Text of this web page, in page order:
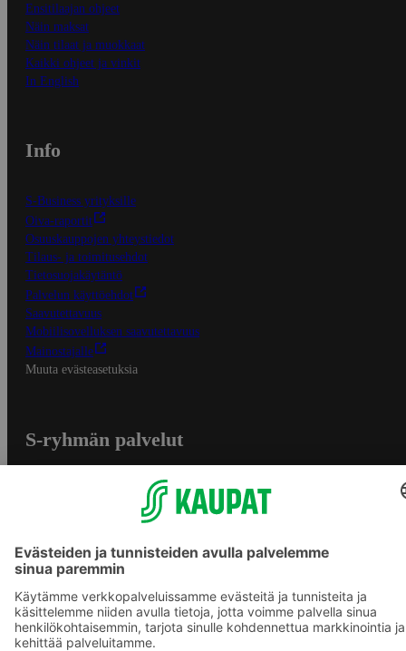
Ensitilaajan ohjeet
Näin maksat
Näin tilaat ja muokkaat
Kaikki ohjeet ja vinkit
In English
Info
S-Business yrityksille
Oiva-raportit
Osuuskauppojen yhteystiedot
Tilaus- ja toimitusehdot
Tietosuojakäytäntö
Palvelun käyttöehdot
Saavutettavuus
Mobiilisovelluksen saavutettavuus
Mainostajalle
Muuta evästeasetuksia
S-ryhmän palvelut
S-ostoslista -sovellus
Prisma.fi
Sokos.fi
S-Pankki
Yhteishyvä